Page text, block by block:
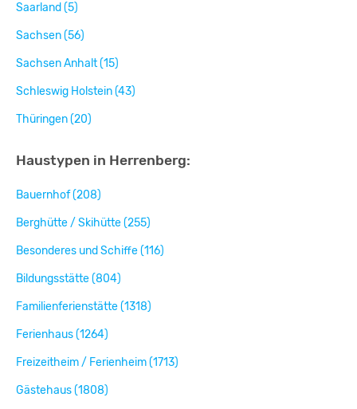
Saarland (5)
Sachsen (56)
Sachsen Anhalt (15)
Schleswig Holstein (43)
Thüringen (20)
Haustypen in Herrenberg:
Bauernhof (208)
Berghütte / Skihütte (255)
Besonderes und Schiffe (116)
Bildungsstätte (804)
Familienferienstätte (1318)
Ferienhaus (1264)
Freizeitheim / Ferienheim (1713)
Gästehaus (1808)